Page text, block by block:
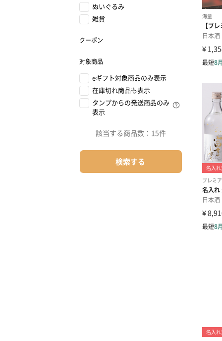
ぬいぐるみ
雑貨
クーポン
対象商品
eギフト対象商品のみ表示
在庫切れ商品も表示
タンプからの発送商品のみ
表示
該当する商品数： 15件
検索する